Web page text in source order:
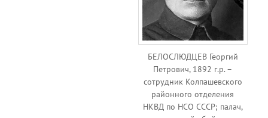
БЕЛОСЛЮДЦЕВ Георгий
Петрович, 1892 г.р. –
сотрудник Колпашевского
районного отделения
НКВД по НСО СССР; палач,